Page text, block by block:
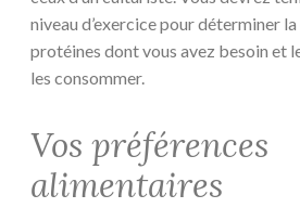
niveau d’exercice pour déterminer
protéines dont vous avez besoin et
les consommer.
Vos préférences
alimentaires